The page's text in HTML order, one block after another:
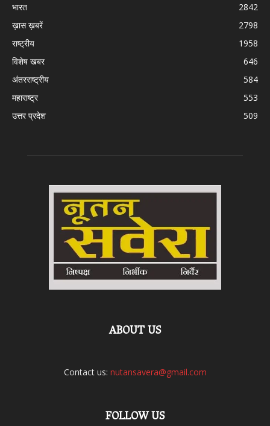
भारत
2842
ख़ास ख़बरें
2798
राष्ट्रीय
1958
विशेष खबर
646
अंतरराष्ट्रीय
584
महाराष्ट्र
553
उत्तर प्रदेश
509
ABOUT US
Contact us: nutansavera@gmail.com
FOLLOW US